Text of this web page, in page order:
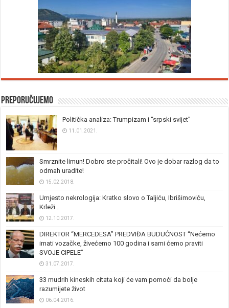
Preporučujemo
Politička analiza: Trumpizam i “srpski svijet”
11.01.2021.
Smrznite limun! Dobro ste pročitali! Ovo je dobar razlog da to
odmah uradite!
15.02.2018.
Umjesto nekrologija: Kratko slovo o Taljiću, Ibrišimoviću,
Krleži…
12.10.2017.
DIREKTOR “MERCEDESA” PREDVIĐA BUDUĆNOST “Nećemo
imati vozačke, živećemo 100 godina i sami ćemo praviti
SVOJE CIPELE”
31.07.2017.
33 mudrih kineskih citata koji će vam pomoći da bolje
razumijete život
06.04.2016.